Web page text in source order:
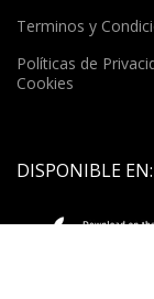
Terminos y
Políticas de
Cookies
DISPONIBLE EN: